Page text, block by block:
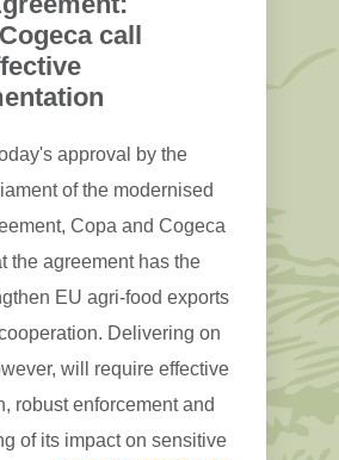
call
approval by the
of the modernised
Copa and Cogeca
the agreement has the
EU agri-food exports
Delivering on
will require effective
robust enforcement and
of its impact on sensitive